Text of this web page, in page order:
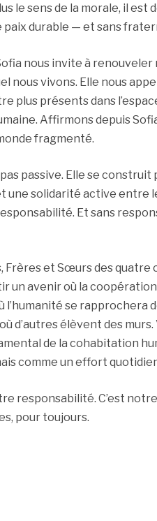
le sens de la morale, il
paix durable — et sans
nous invite à
nous vivons. Elle nous
plus présents dans
Affirmons depuis
fragmenté.
pas passive. Elle se
une solidarité active entre
Et sans
Frères et Sœurs des quatre
un avenir où la
l’humanité se rapprochera
d’autres élèvent des
de la cohabitation
comme un effort
responsabilité. C’est
pour toujours.